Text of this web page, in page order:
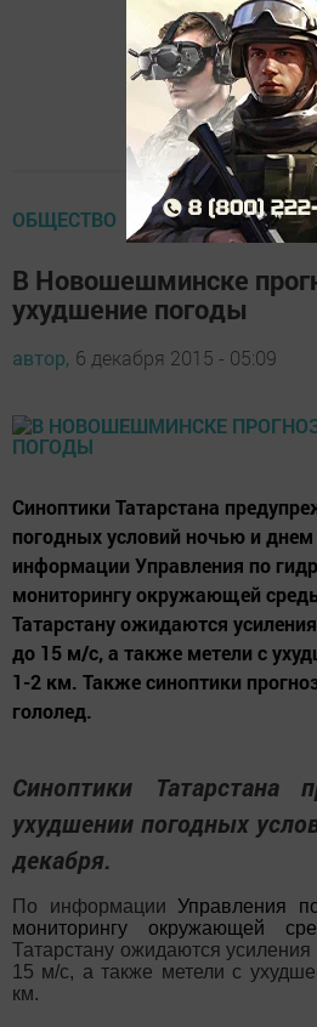
ОБЩЕСТВО
В Новошешминске
ухудшение погоды
автор, 6 декабря 2015 - 05:09
Синоптики Татарстана
погодных условий ночью и
информации Управления по
мониторингу окружающей
Татарстану ожидаются
до 15 м/с, а также метели с
1-2 км. Также синоптики
гололед.
Синоптики Татарстана
ухудшении погодных
декабря.
По информации Управления
мониторингу окружающей
Татарстану ожидаются усиления
15 м/с, а также метели с
км.